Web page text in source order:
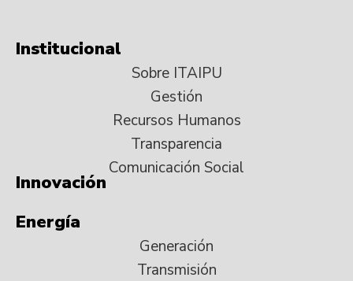
Institucional
Sobre ITAIPU
Gestión
Recursos Humanos
Transparencia
Comunicación Social
Innovación
Energía
Generación
Transmisión